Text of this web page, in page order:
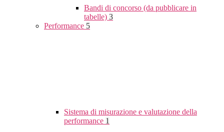
Bandi di concorso (da pubblicare in
tabelle) 3
Performance 5
Sistema di misurazione e valutazione della
performance 1